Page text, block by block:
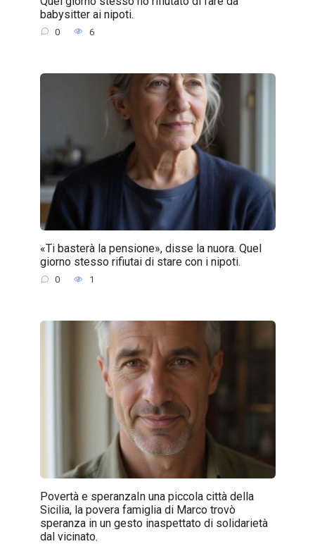
babysitter ai nipoti.
0 6
«Ti basterà la pensione», disse la nuora. Quel
giorno stesso rifiutai di stare con i nipoti.
0 1
Povertà e speranzaIn una piccola città della
Sicilia, la povera famiglia di Marco trovò
speranza in un gesto inaspettato di solidarietà
dal vicinato.